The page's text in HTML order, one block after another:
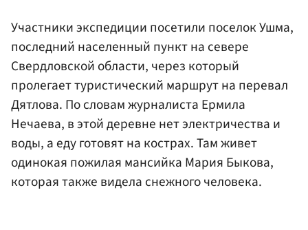
Участники экспедиции посетили поселок Ушма,
последний населенный пункт на севере
Свердловской области, через который
пролегает туристический маршрут на перевал
Дятлова. По словам журналиста Ермила
Нечаева, в этой деревне нет электричества и
воды, а еду готовят на кострах. Там живет
одинокая пожилая мансийка Мария Быкова,
которая также видела снежного человека.